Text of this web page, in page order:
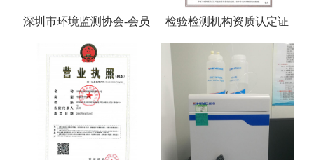
深圳市环境监测协会-会员
证书
检验检测机构资质认定证